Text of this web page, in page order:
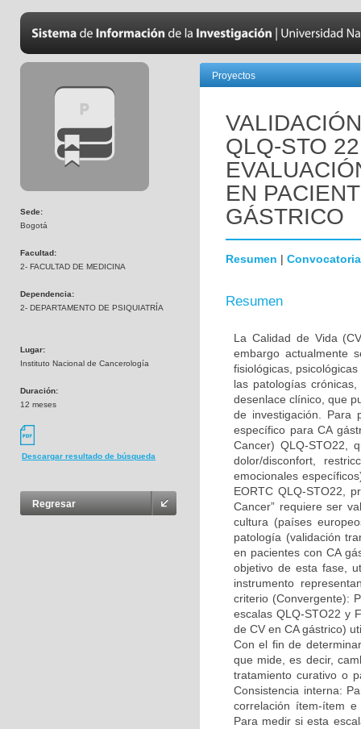
Sede:
Bogotá
Facultad:
2- FACULTAD DE MEDICINA
Dependencia:
2- DEPARTAMENTO DE PSIQUIATRÍA
Lugar:
Instituto Nacional de Cancerología
Duración:
12 meses
Descargar resultado de búsqueda
Regresar
Proyectos
QLQ-STO
EN
GÁSTRICO
Resumen | Convocatoria
Resumen
La Calidad de Vida
embargo actualmente
fisiológicas,
las patologías
desenlace clínico, que
de investigación. Para
específico para CA
Cancer) QLQ-STO22,
dolor/disconfort,
emocionales
EORTC QLQ-STO22,
Cancer” requiere ser
cultura (países
patología (validación
en pacientes con CA
objetivo de esta fase,
instrumento
criterio (Convergente):
escalas QLQ-STO22 y
de CV en CA gástrico)
Con el fin de
que mide, es decir,
tratamiento curativo o
Consistencia interna:
correlación ítem-ítem
Para medir si esta